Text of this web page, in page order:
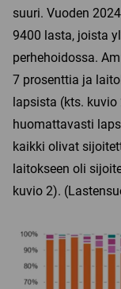
suuri. Vuoden
9400 lasta, joista
perhehoidossa.
7 prosenttia ja
lapsista (kts.
huomattavasti
kaikki olivat
laitokseen oli
kuvio 2).